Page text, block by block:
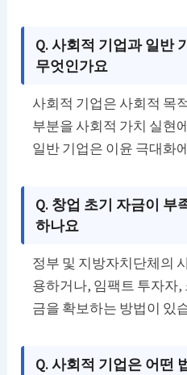
Q. 사회적 기업과 일반
무엇인가요
사회적 기업은 사회적 목
부분을 사회적 가치 실현
일반 기업은 이윤 극대화
Q. 창업 초기 자금이 부
하나요
정부 및 지방자치단체의
용하거나, 임팩트 투자자
금을 확보하는 방법이 있
Q. 사회적 기업은 어떤